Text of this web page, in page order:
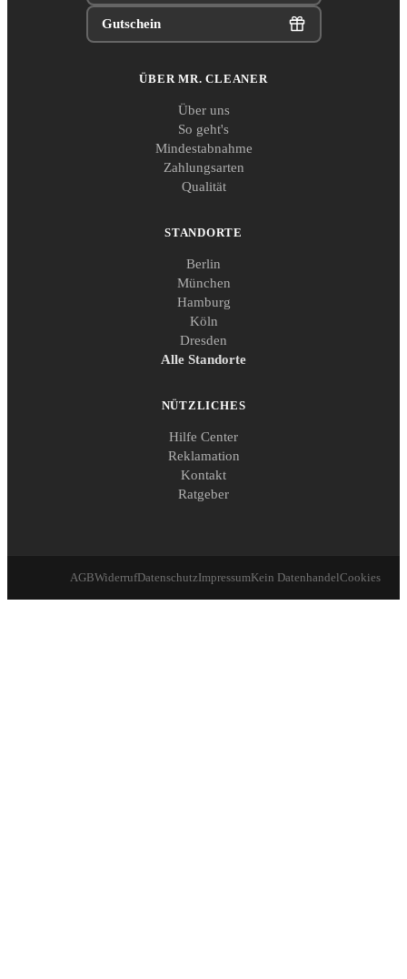
Gutschein
ÜBER MR. CLEANER
Über uns
So geht's
Mindestabnahme
Zahlungsarten
Qualität
STANDORTE
Berlin
München
Hamburg
Köln
Dresden
Alle Standorte
NÜTZLICHES
Hilfe Center
Reklamation
Kontakt
Ratgeber
AGBWiderrufDatenschutzImpressumKein DatenhandelCookies